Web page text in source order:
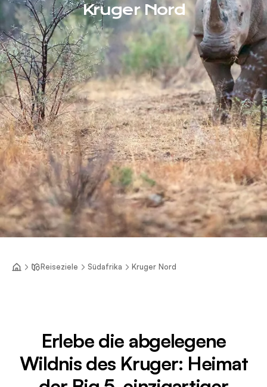
Kruger Nord
Reiseziele Südafrika Kruger Nord
Erlebe die abgelegene
Wildnis des Kruger: Heimat